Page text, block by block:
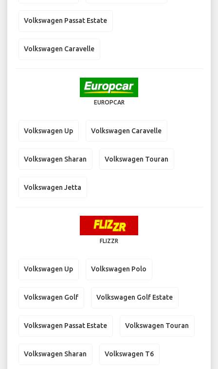
Volkswagen Passat Estate
Volkswagen Caravelle
EUROPCAR
Volkswagen Up Volkswagen Caravelle
Volkswagen Sharan Volkswagen Touran
Volkswagen Jetta
FLIZZR
Volkswagen Up Volkswagen Polo
Volkswagen Golf Volkswagen Golf Estate
Volkswagen Passat Estate Volkswagen Touran
Volkswagen Sharan Volkswagen T6